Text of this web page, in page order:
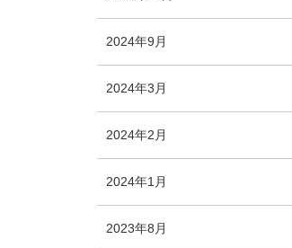
リ
ー
ー
2024年9月
ー
2024年3月
ー
2024年2月
ー
2024年1月
2023年8月